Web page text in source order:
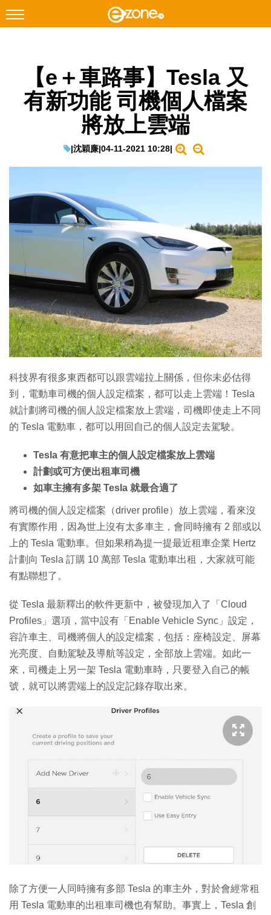
Facebook Instagram
科技焦點
教學評測
EduTech
生成式AI與雲端應用
Enterprise Digital Transformation
特集
【e＋車路事】Tesla 又
有新功能 司機個人檔案
將放上雲端
|沈穎廉|04-11-2021 10:28|
科技界有很多東西都可以跟雲端拉上關係，但你未必估得
到，電動車司機的個人設定檔案，都可以走上雲端！Tesla
就計劃將司機的個人設定檔案放上雲端，司機即使走上不同
的 Tesla 電動車，都可以用回自己的個人設定去駕駛。
Tesla 有意把車主的個人設定檔案放上雲端
計劃或可方便出租車司機
如車主擁有多架 Tesla 就最合適了
將司機的個人設定檔案（driver profile）放上雲端，看來沒
有實際作用，因為世上沒有太多車主，會同時擁有 2 部或以
上的 Tesla 電動車。但如果稍為提一提最近租車企業 Hertz
計劃向 Tesla 訂購 10 萬部 Tesla 電動車出租，大家就可能
有點聯想了。
從 Tesla 最新釋出的軟件更新中，被發現加入了「Cloud
Profiles」選項，當中設有「Enable Vehicle Sync」設定，
容許車主、司機將個人的設定檔案，包括：座椅設定、屏幕
光亮度、自動駕駛及導航等設定，全部放上雲端。如此一
來，司機走上另一架 Tesla 電動車時，只要登入自己的帳
號，就可以將雲端上的設定記錄存取出來。
除了方便一人同時擁有多部 Tesla 的車主外，對於會經常租
用 Tesla 電動車的出租車司機也有幫助。事實上，Tesla 創